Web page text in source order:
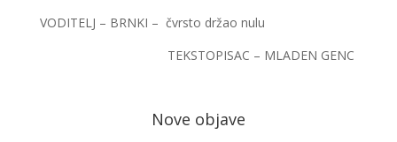
VODITELJ – BRNKI – čvrsto držao nulu
TEKSTOPISAC – MLADEN GENC
Nove objave